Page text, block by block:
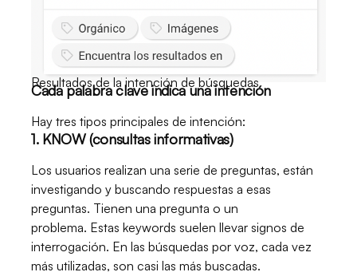
Resultados de la intención de búsquedas
Cada palabra clave indica una intención
Hay tres tipos principales de intención:
1. KNOW (consultas informativas)
Los usuarios realizan una serie de preguntas, están
investigando y buscando respuestas a esas
preguntas. Tienen una pregunta o un
problema. Estas keywords suelen llevar signos de
interrogación. En las búsquedas por voz, cada vez
más utilizadas, son casi las más buscadas.